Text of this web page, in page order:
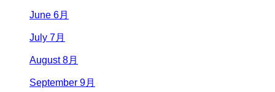
June 6月
July 7月
August 8月
September 9月